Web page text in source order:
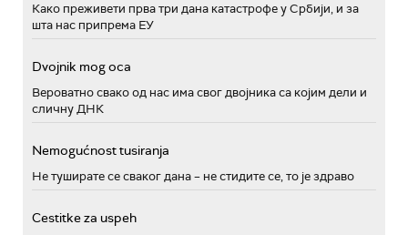
Како преживети прва три дана катастрофе у Србији, и за
шта нас припрема ЕУ
Dvojnik mog oca
Вероватно свако од нас има свог двојника са којим дели и
сличну ДНК
Nemogućnost tusiranja
Не туширате се сваког дана – не стидите се, то је здраво
Cestitke za uspeh